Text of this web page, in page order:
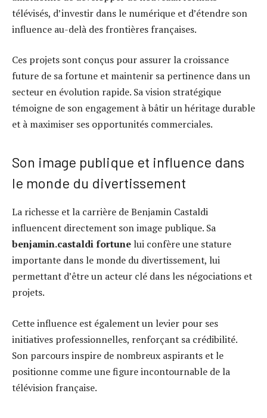
télévisés, d’investir dans le numérique et d’étendre son
influence au-delà des frontières françaises.
Ces projets sont conçus pour assurer la croissance
future de sa fortune et maintenir sa pertinence dans un
secteur en évolution rapide. Sa vision stratégique
témoigne de son engagement à bâtir un héritage durable
et à maximiser ses opportunités commerciales.
Son image publique et influence dans
le monde du divertissement
La richesse et la carrière de Benjamin Castaldi
influencent directement son image publique. Sa
benjamin.castaldi fortune lui confère une stature
importante dans le monde du divertissement, lui
permettant d’être un acteur clé dans les négociations et
projets.
Cette influence est également un levier pour ses
initiatives professionnelles, renforçant sa crédibilité.
Son parcours inspire de nombreux aspirants et le
positionne comme une figure incontournable de la
télévision française.